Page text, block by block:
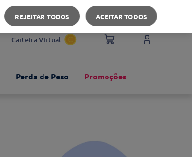
Apoio ao cliente
Carteira Virtual
Perda de Peso Promoções
REJEITAR TODOS ACEITAR TODOS